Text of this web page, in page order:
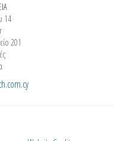
14
201